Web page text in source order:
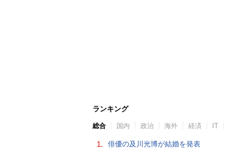
ランキング
総合 国内 政治 海外 経済 IT
1. 俳優の及川光博が結婚を発表